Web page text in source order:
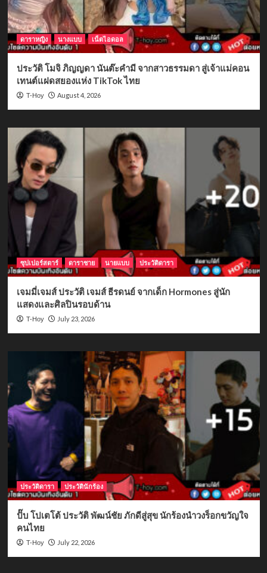
ดาราหญิง นางแบบ เน็ตไอดอล
ประวัติ โมจิ ภิญญดา นันต๊ะคำมี จากสาวธรรมดา สู่เจ้าแม่คอน
เทนต์แฝดสยองแห่ง TikTok ไทย
T-Hoy August 4, 2026
ซุปเปอร์สตาร์ ดาราชาย นายแบบ ประวัติดารา
เจมมี่เจมส์ ประวัติ เจมส์ ธีรดนย์ จากเด็ก Hormones สู่นัก
แสดงและศิลปินรอบด้าน
T-Hoy July 23, 2026
ประวัติดารา ประวัตินักร้อง
ปั๊บ โปเตโต้ ประวัติ พัฒน์ชัย ภักดีสู่สุข นักร้องนำวงร็อกขวัญใจ
คนไทย
T-Hoy July 22, 2026